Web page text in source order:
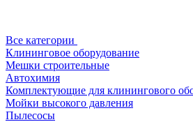
Все категории
Клининговое оборудование
Мешки строительные
Автохимия
Комплектующие для клинингового
Мойки высокого давления
Пылесосы